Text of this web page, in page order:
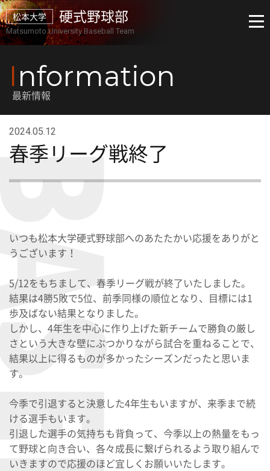
松本大学 硬式野球部
Matsumoto University Baseball Team
Information
最新情報
2024.05.12
春季リーグ戦終了
いつも松本大学硬式野球部へのあたたかい応援をありがと
うございます！
5/12をもちまして、春季リーグ戦が終了いたしました。
結果は4勝5敗で5位、前季同様の順位となり、目標には1
歩及ばない結果となりました。
しかし、4年生を中心に作り上げた新チームで勝負の厳し
さという大きな壁にぶつかりながら試合を重ねることで、
結果以上に得るものが多かったシーズンだったと思いま
す。
今季で引退すると決意した4年生もいますが、来季まで続
ける選手もいます。
引退した選手の気持ちも背負って、今季以上の熱量をもっ
て野球と向き合い、各々成長に繋げられるよう取り組んで
いきますので応援のほど宜しくお願いいたします。